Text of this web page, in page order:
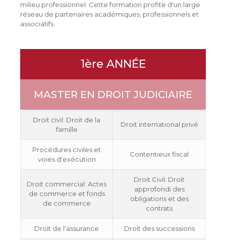
milieu professionnel. Cette formation profite d'un large
réseau de partenaires académiques, professionnels et
associatifs.
1ère ANNÉE
MASTER EN DROIT JUDICIAIRE
Droit civil: Droit de la
famille
Droit international privé
Procédures civiles et
voies d'exécution
Contentieux fiscal
Droit commercial: Actes
de commerce et fonds
de commerce
Droit Civil: Droit
approfondi des
obligations et des
contrats
Droit de l'assurance Droit des successions